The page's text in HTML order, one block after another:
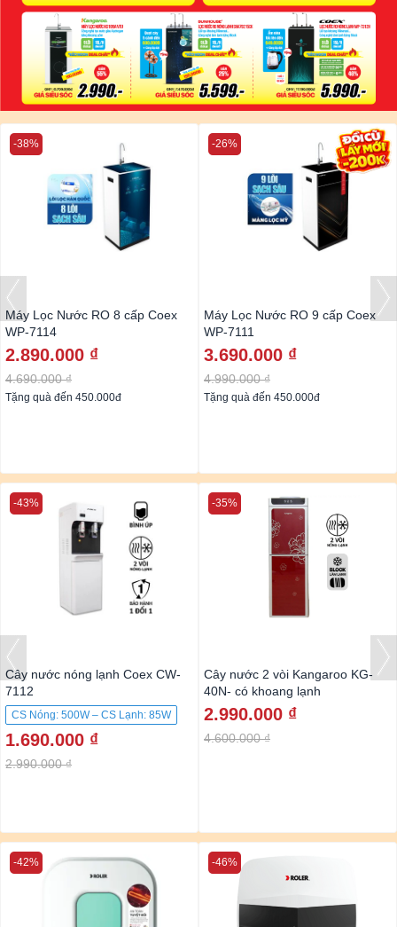
Máy Lọc Nước RO 8 cấp Coex
WP-7114
2.890.000 ₫
4.690.000 ₫
-38%
Tặng quà đến 450.000đ
Máy Lọc Nước RO 9 cấp Coex
WP-7111
3.690.000 ₫
4.990.000 ₫
-26%
Tặng quà đến 450.000đ
Cây nước nóng lạnh Coex CW-
7112
CS Nóng: 500W – CS Lạnh: 85W
1.690.000 ₫
2.990.000 ₫
-43%
Cây nước 2 vòi Kangaroo KG-
40N- có khoang lạnh
2.990.000 ₫
4.600.000 ₫
-35%
-42% -46%